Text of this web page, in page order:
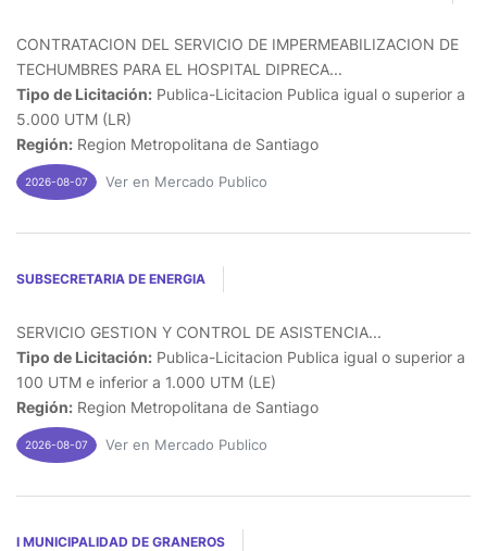
CONTRATACION DEL SERVICIO DE IMPERMEABILIZACION DE
TECHUMBRES PARA EL HOSPITAL DIPRECA...
Tipo de Licitación: Publica-Licitacion Publica igual o superior a
5.000 UTM (LR)
Región: Region Metropolitana de Santiago
2026-08-07 Ver en Mercado Publico
SUBSECRETARIA DE ENERGIA
SERVICIO GESTION Y CONTROL DE ASISTENCIA...
Tipo de Licitación: Publica-Licitacion Publica igual o superior a
100 UTM e inferior a 1.000 UTM (LE)
Región: Region Metropolitana de Santiago
2026-08-07 Ver en Mercado Publico
I MUNICIPALIDAD DE GRANEROS